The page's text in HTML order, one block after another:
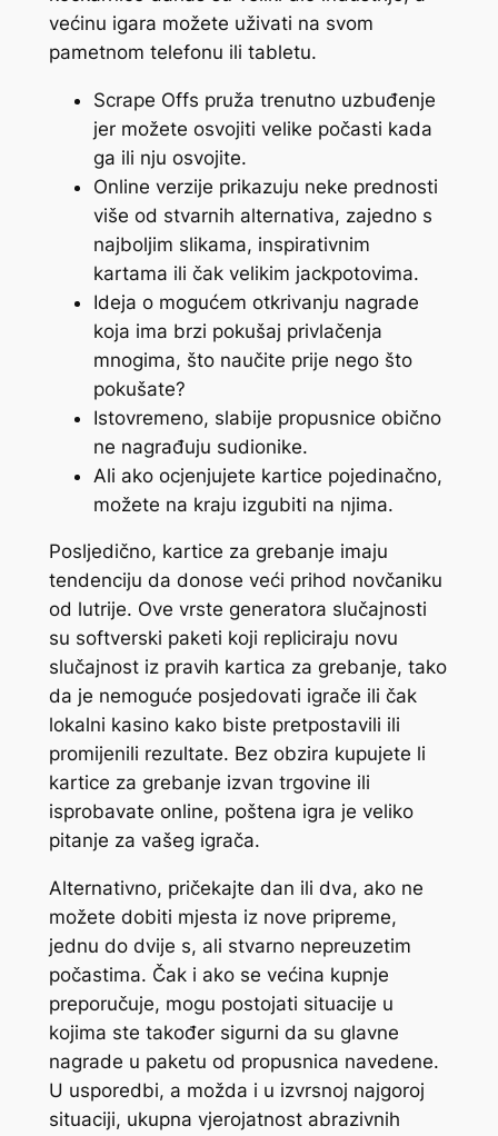
većinu igara možete uživati ​​na svom
pametnom telefonu ili tabletu.
Scrape Offs pruža trenutno uzbuđenje
jer možete osvojiti velike počasti kada
ga ili nju osvojite.
Online verzije prikazuju neke prednosti
više od stvarnih alternativa, zajedno s
najboljim slikama, inspirativnim
kartama ili čak velikim jackpotovima.
Ideja o mogućem otkrivanju nagrade
koja ima brzi pokušaj privlačenja
mnogima, što naučite prije nego što
pokušate?
Istovremeno, slabije propusnice obično
ne nagrađuju sudionike.
Ali ako ocjenjujete kartice pojedinačno,
možete na kraju izgubiti na njima.
Posljedično, kartice za grebanje imaju
tendenciju da donose veći prihod novčaniku
od lutrije. Ove vrste generatora slučajnosti
su softverski paketi koji repliciraju novu
slučajnost iz pravih kartica za grebanje, tako
da je nemoguće posjedovati igrače ili čak
lokalni kasino kako biste pretpostavili ili
promijenili rezultate. Bez obzira kupujete li
kartice za grebanje izvan trgovine ili
isprobavate online, poštena igra je veliko
pitanje za vašeg igrača.
Alternativno, pričekajte dan ili dva, ako ne
možete dobiti mjesta iz nove pripreme,
jednu do dvije s, ali stvarno nepreuzetim
počastima. Čak i ako se većina kupnje
preporučuje, mogu postojati situacije u
kojima ste također sigurni da su glavne
nagrade u paketu od propusnica navedene.
U usporedbi, a možda i u izvrsnoj najgoroj
situaciji, ukupna vjerojatnost abrazivnih